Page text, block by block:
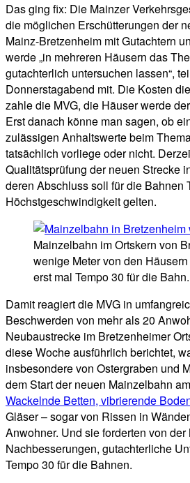
Das ging fix: Die Mainzer
die möglichen Erschütterungen der
Mainz-Bretzenheim mit Gutachtern
werde „in mehreren Häusern das
gutachterlich untersuchen lassen“,
Donnerstagabend mit. Die Kosten
zahle die MVG, die Häuser werde
Erst danach könne man sagen, ob
zulässigen Anhaltswerte beim
tatsächlich vorliege oder nicht.
Qualitätsprüfung der neuen Strecke
deren Abschluss soll für die Bahnen
Höchstgeschwindigkeit gelten.
Mainzelbahn im Ortskern von
wenige Meter von den
erst mal Tempo 30 für die
Damit reagiert die MVG in
Beschwerden von mehr als 20
Neubaustrecke im Bretzenheimer
diese Woche ausführlich berichtet,
insbesondere von Ostergraben und
dem Start der neuen Mainzelbahn
Wackelnde Betten, vibrierende
Gläser – sogar von Rissen in
Anwohner. Und sie forderten von der
Nachbesserungen, gutachterliche
Tempo 30 für die Bahnen.